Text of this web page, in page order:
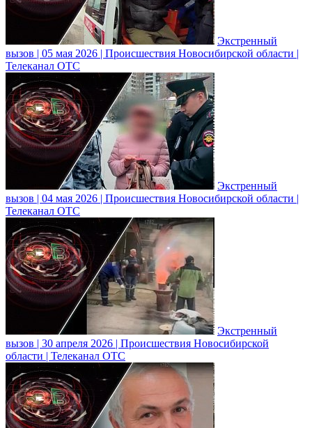
Экстренный
вызов | 05 мая 2026 | Происшествия Новосибирской области |
Телеканал ОТС
Экстренный
вызов | 04 мая 2026 | Происшествия Новосибирской области |
Телеканал ОТС
Экстренный
вызов | 30 апреля 2026 | Происшествия Новосибирской
области | Телеканал ОТС